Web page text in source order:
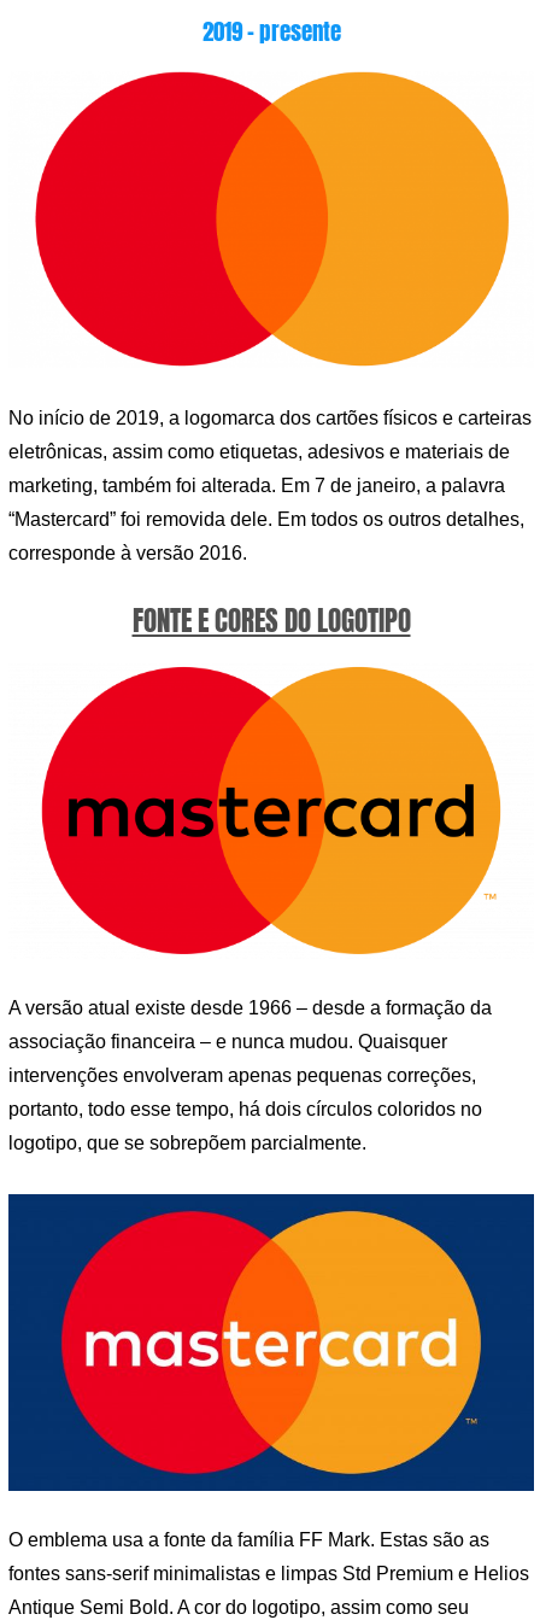
2019 – presente
No início de 2019, a logomarca dos cartões físicos e carteiras
eletrônicas, assim como etiquetas, adesivos e materiais de
marketing, também foi alterada. Em 7 de janeiro, a palavra
“Mastercard” foi removida dele. Em todos os outros detalhes,
corresponde à versão 2016.
FONTE E CORES DO LOGOTIPO
A versão atual existe desde 1966 – desde a formação da
associação financeira – e nunca mudou. Quaisquer
intervenções envolveram apenas pequenas correções,
portanto, todo esse tempo, há dois círculos coloridos no
logotipo, que se sobrepõem parcialmente.
O emblema usa a fonte da família FF Mark. Estas são as
fontes sans-serif minimalistas e limpas Std Premium e Helios
Antique Semi Bold. A cor do logotipo, assim como seu